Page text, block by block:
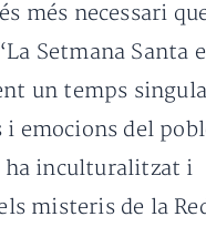
més necessari
Setmana Santa
un temps
emocions del
ha inculturalitzat i
misteris de la